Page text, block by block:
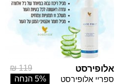
אלופירסט
ספריי אלופירסט
119 ₪
5% הנחה